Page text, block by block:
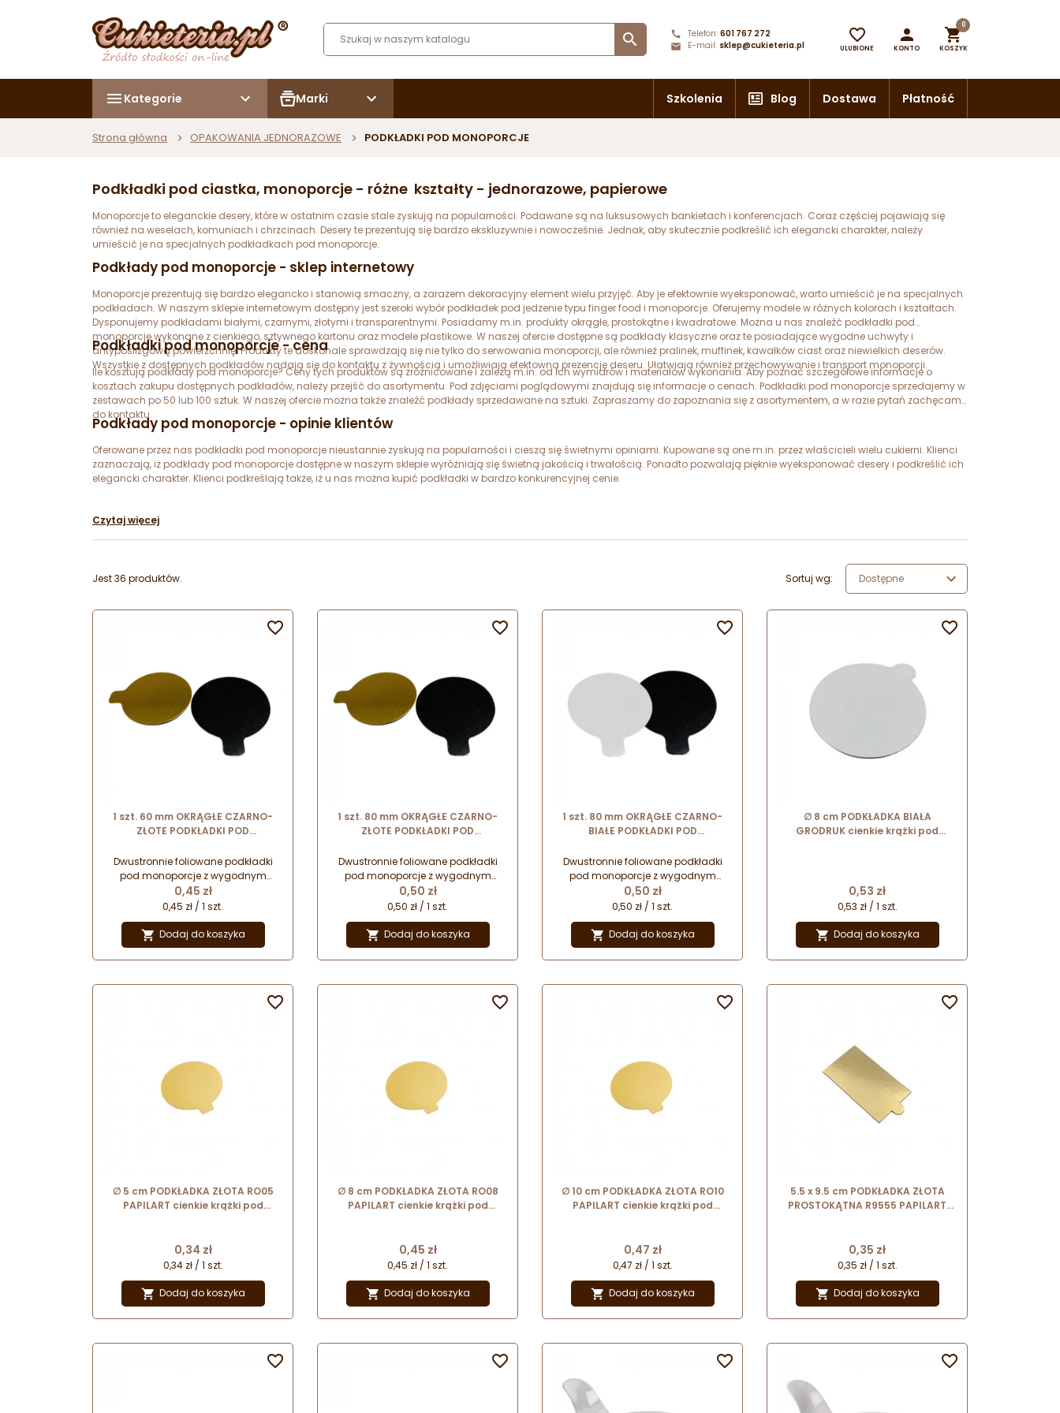
 Telefon: 601 767 272
E-mail: sklep@cukieteria.pl

ULUBIONE

KONTO

0
KOSZYK
Kategorie Marki Szkolenia Blog Dostawa Płatność
Strona główna OPAKOWANIA JEDNORAZOWE PODKŁADKI POD MONOPORCJE
Podkładki pod ciastka, monoporcje - różne kształty - jednorazowe, papierowe
Monoporcje to eleganckie desery, które w ostatnim czasie stale zyskują na popularności. Podawane są na luksusowych bankietach i konferencjach. Coraz częściej pojawiają się
również na weselach, komuniach i chrzcinach. Desery te prezentują się bardzo ekskluzywnie i nowocześnie. Jednak, aby skutecznie podkreślić ich elegancki charakter, należy
umieścić je na specjalnych podkładkach pod monoporcje.
Podkłady pod monoporcje - sklep internetowy
Monoporcje prezentują się bardzo elegancko i stanowią smaczny, a zarazem dekoracyjny element wielu przyjęć. Aby je efektownie wyeksponować, warto umieścić je na specjalnych
podkładach. W naszym sklepie internetowym dostępny jest szeroki wybór podkładek pod jedzenie typu finger food i monoporcje. Oferujemy modele w różnych kolorach i kształtach.
Dysponujemy podkładami białymi, czarnymi, złotymi i transparentnymi. Posiadamy m.in. produkty okrągłe, prostokątne i kwadratowe. Można u nas znaleźć podkładki pod
monoporcje wykonane z cienkiego, sztywnego kartonu oraz modele plastikowe. W naszej ofercie dostępne są podkłady klasyczne oraz te posiadające wygodne uchwyty i
antypoślizgową powierzchnię. Produkty te doskonale sprawdzają się nie tylko do serwowania monoporcji, ale również pralinek, muffinek, kawałków ciast oraz niewielkich deserów.
Wszystkie z dostępnych podkładów nadają się do kontaktu z żywnością i umożliwiają efektowną prezencję deseru. Ułatwiają również przechowywanie i transport monoporcji.
Podkładki pod monoporcje - cena
Ile kosztują podkłady pod monoporcje? Ceny tych produktów są zróżnicowane i zależą m.in. od ich wymiarów i materiałów wykonania. Aby poznać szczegółowe informacje o
kosztach zakupu dostępnych podkładów, należy przejść do asortymentu. Pod zdjęciami poglądowymi znajdują się informacje o cenach. Podkładki pod monoporcje sprzedajemy w
zestawach po 50 lub 100 sztuk. W naszej ofercie można także znaleźć podkłady sprzedawane na sztuki. Zapraszamy do zapoznania się z asortymentem, a w razie pytań zachęcamy
do kontaktu.
Podkłady pod monoporcje - opinie klientów
Oferowane przez nas podkładki pod monoporcje nieustannie zyskują na popularności i cieszą się świetnymi opiniami. Kupowane są one m.in. przez właścicieli wielu cukierni. Klienci
zaznaczają, iż podkłady pod monoporcje dostępne w naszym sklepie wyróżniają się świetną jakością i trwałością. Ponadto pozwalają pięknie wyeksponować desery i podkreślić ich
elegancki charakter. Klienci podkreślają także, iż u nas można kupić podkładki w bardzo konkurencyjnej cenie.
Czytaj więcej
Jest 36 produktów. Sortuj wg: Dostępne
1 szt. 60 mm OKRĄGŁE CZARNO-
ZŁOTE PODKŁADKI POD
papierowe podkładki z uchwytem
Dwustronnie foliowane podkładki
pod monoporcje z wygodnym
uchwytem. Przeznaczone do
prezentacji i serwowania wyrobów
cukierniczych.
Cena
0,45 zł
0,45 zł / 1 szt.
 Dodaj do koszyka

1 szt. 80 mm OKRĄGŁE CZARNO-
ZŁOTE PODKŁADKI POD
papierowe podkładki z uchwytem
Dwustronnie foliowane podkładki
pod monoporcje z wygodnym
uchwytem. Przeznaczone do
prezentacji i serwowania wyrobów
cukierniczych.
Cena
0,50 zł
0,50 zł / 1 szt.
 Dodaj do koszyka

1 szt. 80 mm OKRĄGŁE CZARNO-
BIAŁE PODKŁADKI POD
papierowe podkładki z uchwytem
Dwustronnie foliowane podkładki
pod monoporcje z wygodnym
uchwytem. Przeznaczone do
prezentacji i serwowania wyrobów
cukierniczych.
Cena
0,50 zł
0,50 zł / 1 szt.
 Dodaj do koszyka

∅ 8 cm PODKŁADKA BIAŁA
GRODRUK cienkie krążki pod
Cena
0,53 zł
0,53 zł / 1 szt.
 Dodaj do koszyka

∅ 5 cm PODKŁADKA ZŁOTA RO05
PAPILART cienkie krążki pod
Cena
0,34 zł
0,34 zł / 1 szt.
 Dodaj do koszyka

∅ 8 cm PODKŁADKA ZŁOTA RO08
PAPILART cienkie krążki pod
Cena
0,45 zł
0,45 zł / 1 szt.
 Dodaj do koszyka

∅ 10 cm PODKŁADKA ZŁOTA RO10
PAPILART cienkie krążki pod
Cena
0,47 zł
0,47 zł / 1 szt.
 Dodaj do koszyka

5.5 x 9.5 cm PODKŁADKA ZŁOTA
PROSTOKĄTNA R9555 PAPILART
Cena
0,35 zł
0,35 zł / 1 szt.
 Dodaj do koszyka

   